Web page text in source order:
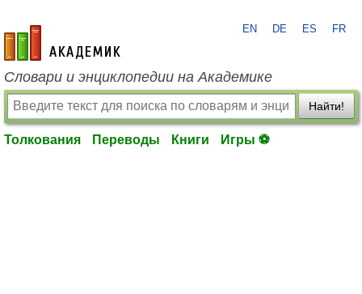
academic.ru
EN DE ES FR
Словари и энциклопедии на Академике
Найти!
Толкования Переводы Книги Игры ⚽